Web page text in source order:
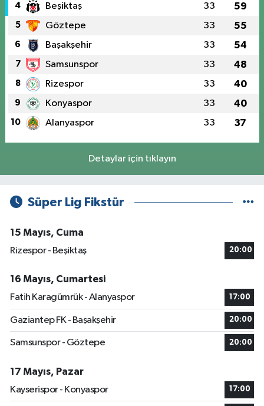
4 Beşiktaş 33 59
5 Göztepe 33 55
6 Başakşehir 33 54
7 Samsunspor 33 48
8 Rizespor 33 40
9 Konyaspor 33 40
10 Alanyaspor 33 37
Detaylar için tıklayın
Süper Lig Fikstür
15 Mayıs, Cuma
Rizespor - Beşiktaş
20:00
16 Mayıs, Cumartesi
Fatih Karagümrük - Alanyaspor
17:00
Gaziantep FK - Başakşehir 20:00
Samsunspor - Göztepe 20:00
17 Mayıs, Pazar
Kayserispor - Konyaspor
17:00